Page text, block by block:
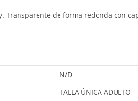
Transparente de forma redonda con
N/D
TALLA ÚNICA ADULTO